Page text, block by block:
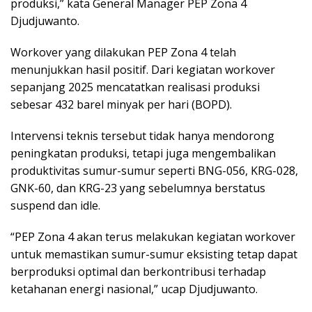
produksi,” kata General Manager PEP Zona 4
Djudjuwanto.
Workover yang dilakukan PEP Zona 4 telah
menunjukkan hasil positif. Dari kegiatan workover
sepanjang 2025 mencatatkan realisasi produksi
sebesar 432 barel minyak per hari (BOPD).
Intervensi teknis tersebut tidak hanya mendorong
peningkatan produksi, tetapi juga mengembalikan
produktivitas sumur-sumur seperti BNG-056, KRG-028,
GNK-60, dan KRG-23 yang sebelumnya berstatus
suspend dan idle.
“PEP Zona 4 akan terus melakukan kegiatan workover
untuk memastikan sumur-sumur eksisting tetap dapat
berproduksi optimal dan berkontribusi terhadap
ketahanan energi nasional,” ucap Djudjuwanto.